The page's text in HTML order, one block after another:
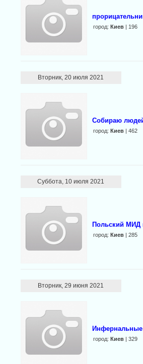
город: Киев| 196
Вторник, 20 июля 2021
Собираю
город: Киев| 462
Суббота, 10 июля 2021
Польский МИД
город: Киев| 285
Вторник, 29 июня 2021
Инфернальные
город: Киев| 329